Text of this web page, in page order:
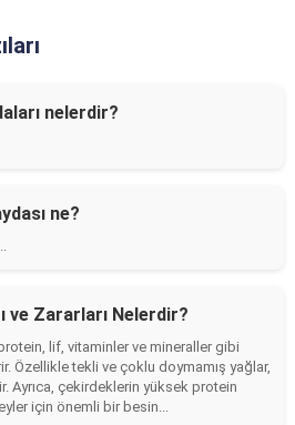
nelerdir?
ne?
ve Zararları Nelerdir?
lif, vitaminler ve mineraller gibi
Özellikle tekli ve çoklu doymamış yağlar,
Ayrıca, çekirdeklerin yüksek protein
için önemli bir besin...